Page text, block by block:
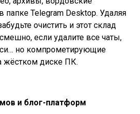
папке Telegram Desktop. Удаляя
очистить и этот склад
если удалите все чаты,
но компрометирующие
жёстком диске ПК.
и блог-платформ